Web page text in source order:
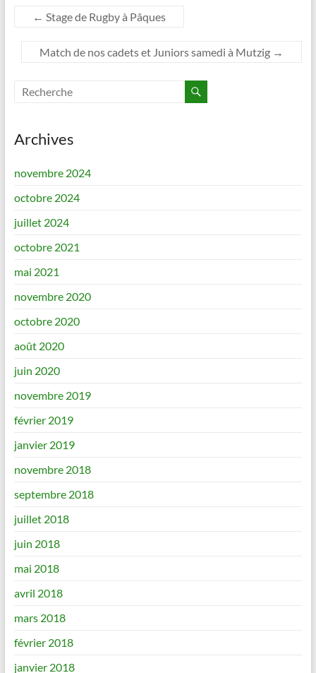
← Stage de Rugby à Pâques
Match de nos cadets et Juniors samedi à Mutzig →
Archives
novembre 2024
octobre 2024
juillet 2024
octobre 2021
mai 2021
novembre 2020
octobre 2020
août 2020
juin 2020
novembre 2019
février 2019
janvier 2019
novembre 2018
septembre 2018
juillet 2018
juin 2018
mai 2018
avril 2018
mars 2018
février 2018
janvier 2018